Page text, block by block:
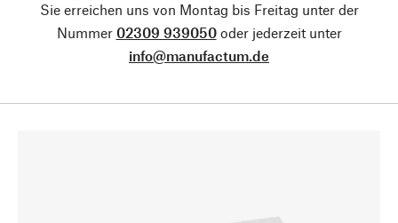
Sie erreichen uns von Montag bis Freitag unter der
Nummer 02309 939050oder jederzeit unter
info@manufactum.de